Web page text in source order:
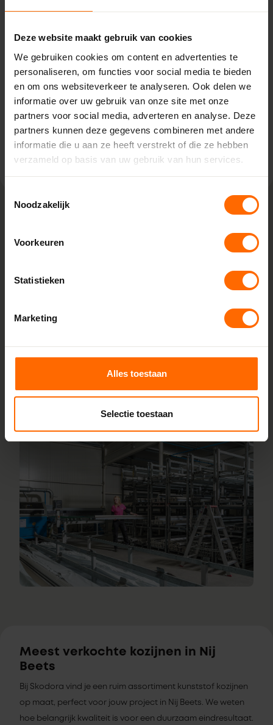
Deze website maakt gebruik van cookies
We gebruiken cookies om content en advertenties te
personaliseren, om functies voor social media te bieden
en om ons websiteverkeer te analyseren. Ook delen we
informatie over uw gebruik van onze site met onze
partners voor social media, adverteren en analyse. Deze
partners kunnen deze gegevens combineren met andere
informatie die u aan ze heeft verstrekt of die ze hebben
verzameld op basis van uw gebruik van hun services.
Noodzakelijk
Voorkeuren
Statistieken
Marketing
Alles toestaan
Selectie toestaan
Leeuwarden - Miedema
Uranusweg 1,
8938 AJ Leeuwarden
0513335000
leeuwarden@skodora.nl
Selecteren als mijn vestiging
Bekijk vestiging info
Lokaal geproduceerd in onze eigen
fabriek
zonder omwegen. We produceren alles zelf in onze
samen met onze online configurator en vanaf vijf
de buurt Nij Beets. Heb je vragen? Dan staan onze
vakmensen direct voor je klaar.
Meest verkochte kozijnen in Nij
Beets
Bij Skodora vind je een ruim assortiment kunststof kozijnen
op maat, perfect voor jouw project in Nij Beets. We weten
hoe belangrijk kwaliteit is voor een duurzaam eindresultaat.